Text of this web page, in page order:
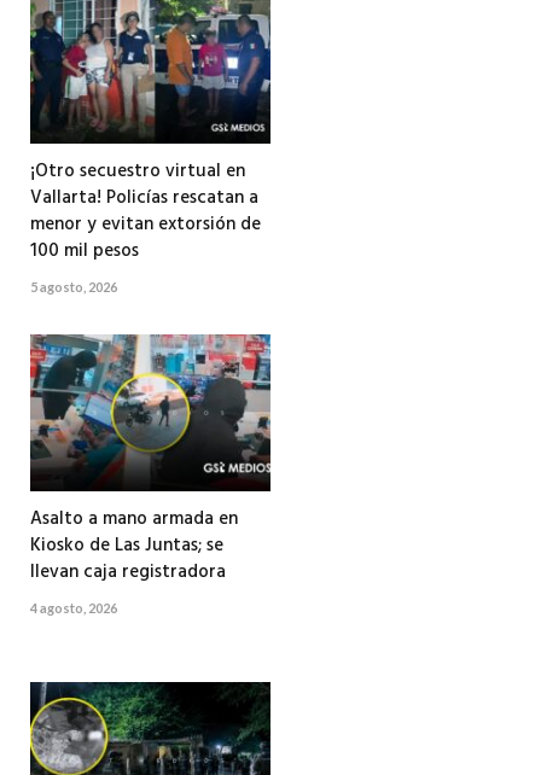
¡Otro secuestro virtual en
Vallarta! Policías rescatan a
menor y evitan extorsión de
100 mil pesos
5 agosto, 2026
Asalto a mano armada en
Kiosko de Las Juntas; se
llevan caja registradora
4 agosto, 2026